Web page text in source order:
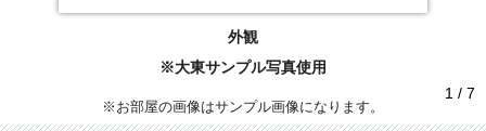
外観
※大東サンプル写真使用
1 / 7
※お部屋の画像はサンプル画像になります。